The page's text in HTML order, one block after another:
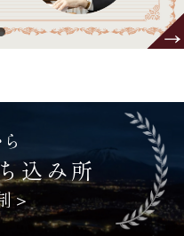
込み所
＞